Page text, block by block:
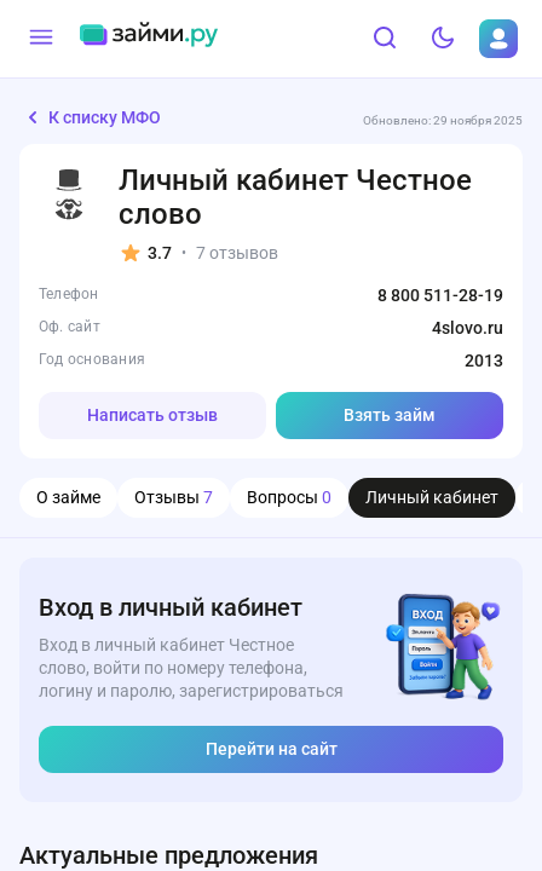
К списку МФО Обновлено: 29 ноября 2025
Личный кабинет Честное
слово
3.7 • 7 отзывов
Телефон 8 800 511-28-19
Оф. сайт 4slovo.ru
Год основания 2013
Написать отзыв Взять займ
О займе Отзывы 7 Вопросы 0 Личный кабинет
Вход в личный кабинет
Вход в личный кабинет Честное
слово, войти по номеру телефона,
логину и паролю, зарегистрироваться
Перейти на сайт
Актуальные предложения